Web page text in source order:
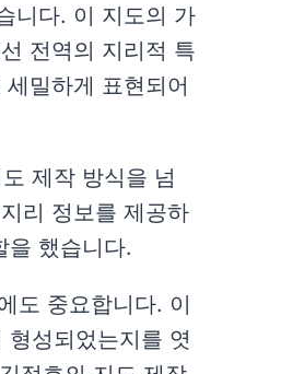
니다. 이 지도의 가
전역의 지리적 특
밀하게 표현되어
제작 방식을 넘
리 정보를 제공하
을 했습니다.
도 중요합니다. 이
성되었는지를 엿